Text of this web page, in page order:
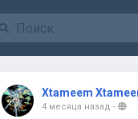
Xtameem
4 месяца назад -